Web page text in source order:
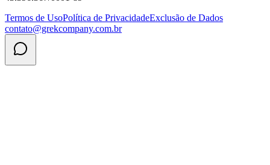
Termos de UsoPolítica de PrivacidadeExclusão de Dados
contato@grekcompany.com.br